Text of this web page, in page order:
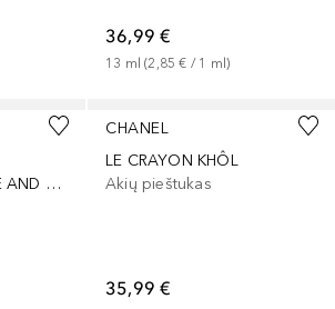
36,99 €
13 ml (2,85 € / 1 ml)
MASCARA VOLUME AND DEFINITION
CHANEL
LE CRAYON KHÔL
Akių pieštukas
35,99 €
+ 1